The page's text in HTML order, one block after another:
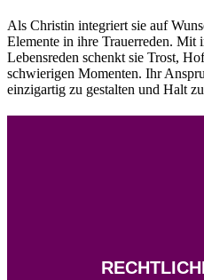
Als Christin integriert sie auf
Elemente in ihre Trauerreden. Mit
Lebensreden schenkt sie Trost,
schwierigen Momenten. Ihr
einzigartig zu gestalten und Halt